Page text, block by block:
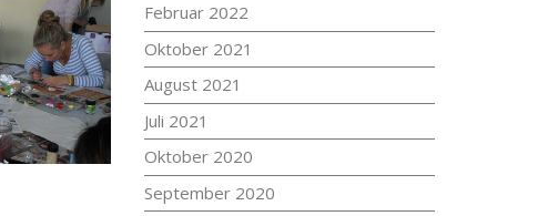
Februar 2022
Oktober 2021
August 2021
Juli 2021
Oktober 2020
September 2020